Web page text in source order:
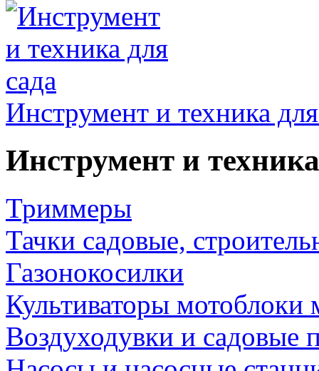
Инструмент и техника
Инструмент и
Триммеры
Тачки садовые,
Газонокосилки
Культиваторы мотоблоки
Воздуходувки и садовые